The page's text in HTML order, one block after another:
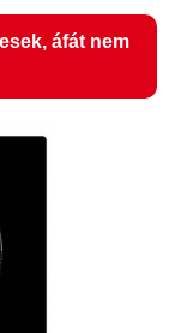
áfát nem